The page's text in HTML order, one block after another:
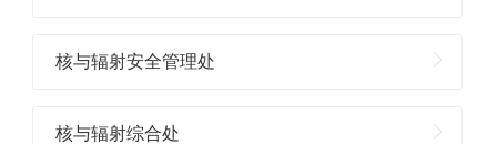
核与辐射安全管理处
核与辐射综合处